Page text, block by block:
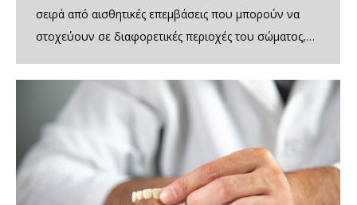
σειρά από αισθητικές επεμβάσεις που μπορούν να
στοχεύουν σε διαφορετικές περιοχές του σώματος,…